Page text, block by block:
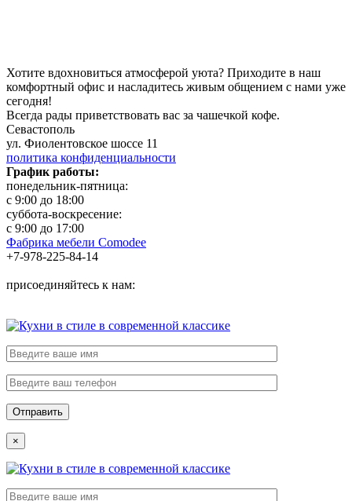
Хотите вдохновиться атмосферой уюта? Приходите в наш
комфортный офис и насладитесь живым общением с нами уже
сегодня!
Всегда рады приветствовать вас за чашечкой кофе.
Севастополь
ул. Фиолентовское шоссе 11
политика конфиденциальности
График работы:
понедельник-пятница:
с 9:00 до 18:00
суббота-воскресение:
с 9:00 до 17:00
Фабрика мебели Comodee
+7-978-225-84-14
присоединяйтесь к нам:
×